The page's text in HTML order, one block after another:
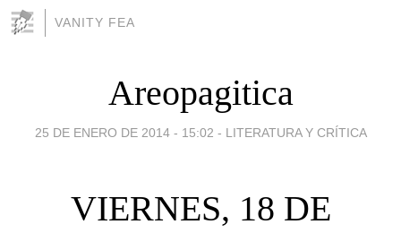
VANITY FEA
Areopagitica
25 DE ENERO DE 2014 - 15:02 - LITERATURA Y CRÍTICA
VIERNES, 18 DE